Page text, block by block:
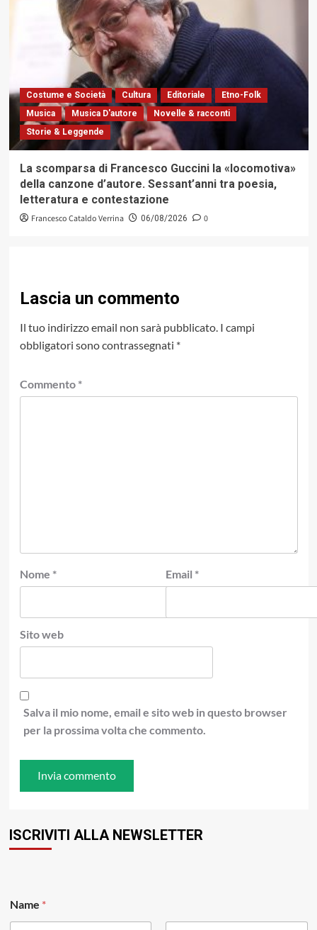
Costume e Società Cultura Editoriale
Etno-Folk
Musica
Musica D'autore
Novelle & racconti
Storie & Leggende
La scomparsa di Francesco Guccini la «locomotiva»
della canzone d’autore. Sessant’anni tra poesia,
letteratura e contestazione
Francesco Cataldo Verrina 06/08/2026 0
Lascia un commento
Il tuo indirizzo email non sarà pubblicato. I campi
obbligatori sono contrassegnati *
Commento *
Nome * Email *
Sito web
Salva il mio nome, email e sito web in questo browser
per la prossima volta che commento.
ISCRIVITI ALLA NEWSLETTER
*
E
Name *